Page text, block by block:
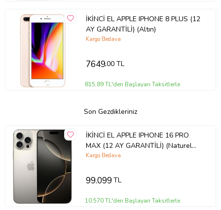
İKİNCİ EL APPLE IPHONE 8 PLUS (12
AY GARANTİLİ) (Altın)
Kargo Bedava
7649,00 TL
815,89 TL'den Başlayan Taksitlerle
Son Gezdikleriniz
İKİNCİ EL APPLE IPHONE 16 PRO
MAX (12 AY GARANTİLİ) (Naturel
Titanyum)
Kargo Bedava
99.099TL
10.570 TL'den Başlayan Taksitlerle